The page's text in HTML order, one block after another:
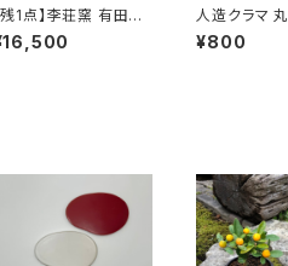
残1点】李荘窯 有田焼
鉢 "瑠璃釉縞文長方"
人造クラマ
¥800